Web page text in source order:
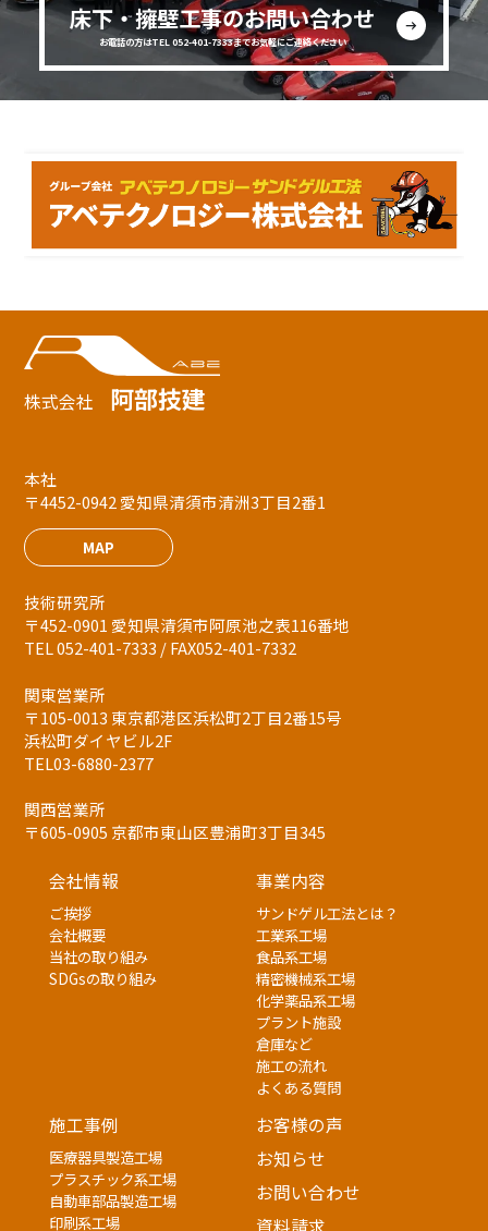
床下・擁壁工事のお問い合わせ
お電話の方はTEL 052-401-7333までお気軽にご連絡ください
株式会社 阿部技建
本社
〒4452-0942 愛知県清須市清洲3丁目2番1
MAP
技術研究所
〒452-0901 愛知県清須市阿原池之表116番地
TEL 052-401-7333 / FAX052-401-7332
関東営業所
〒105-0013 東京都港区浜松町2丁目2番15号
浜松町ダイヤビル2F
TEL03-6880-2377
関西営業所
〒605-0905 京都市東山区豊浦町3丁目345
会社情報
ご挨拶
会社概要
当社の取り組み
SDGsの取り組み
事業内容
サンドゲル工法とは？
工業系工場
食品系工場
精密機械系工場
化学薬品系工場
プラント施設
倉庫など
施工の流れ
よくある質問
施工事例
医療器具製造工場
プラスチック系工場
自動車部品製造工場
印刷系工場
お客様の声
お知らせ
お問い合わせ
資料請求